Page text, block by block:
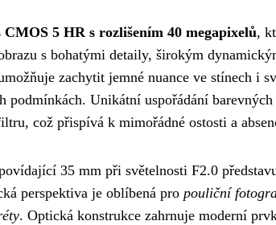
5 HR s rozlišením 40 megapixelů,
s bohatými detaily, širokým
zachytit jemné nuance ve stínech i
podmínkách. Unikátní uspořádání
což přispívá k mimořádné ostosti a
35 mm při světelnosti F2.0
perspektiva je oblíbená pro pouliční
. Optická konstrukce zahrnuje moderní